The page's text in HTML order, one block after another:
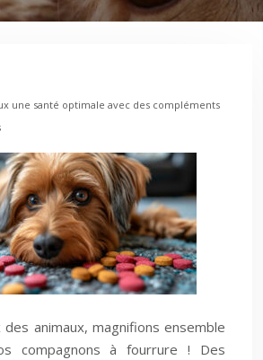
une santé optimale avec des compléments
des animaux, magnifions ensemble
compagnons à fourrure ! Des